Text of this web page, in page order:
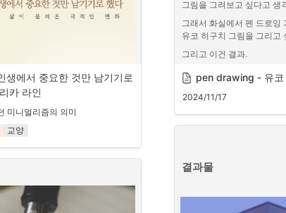
생에서 중요한 것만 남기기로
카 라인
미니멀리즘의 의미
교양
그림을 그려보고 싶다고 생
그래서 화실에서 펜 드로잉
유코 히구치 그림을 그리고
그리고 이건 결과.
털 부분이 핵 노가다였다 ㅎ
pen drawing - 유코
2024/11/17
결과물